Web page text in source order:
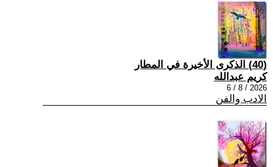
(40) الذكرى الأخيرة في المطار
كريم عبدالله
2026 / 8 / 6
الادب والفن